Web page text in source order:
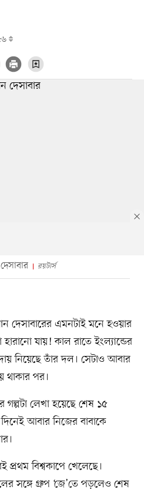
রয়টার্স
দেসাবারের এমনটাই মনে হওয়ার
যায়! কাল রাতে ইংল্যান্ডের
নিয়েছে তাঁর দল। সেটাও আবার
থাকার পর।
গল্পটা লেখা হয়েছে শেষ ১৫
আবার নিজের বাবাকে
বিশ্বকাপে খেলেছে।
সঙ্গে গ্রুপ ‘জে’তে পড়লেও শেষ